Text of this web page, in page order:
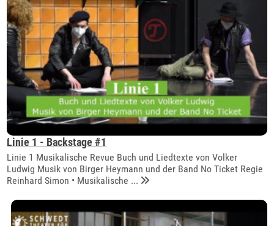
Linie 1 - Backstage #1
Linie 1 Musikalische Revue Buch und Liedtexte von Volker
Ludwig Musik von Birger Heymann und der Band No Ticket Regie
Reinhard Simon • Musikalische ...